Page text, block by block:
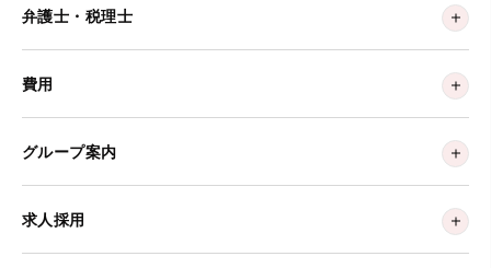
弁護士・税理士
費用
グループ案内
求人採用